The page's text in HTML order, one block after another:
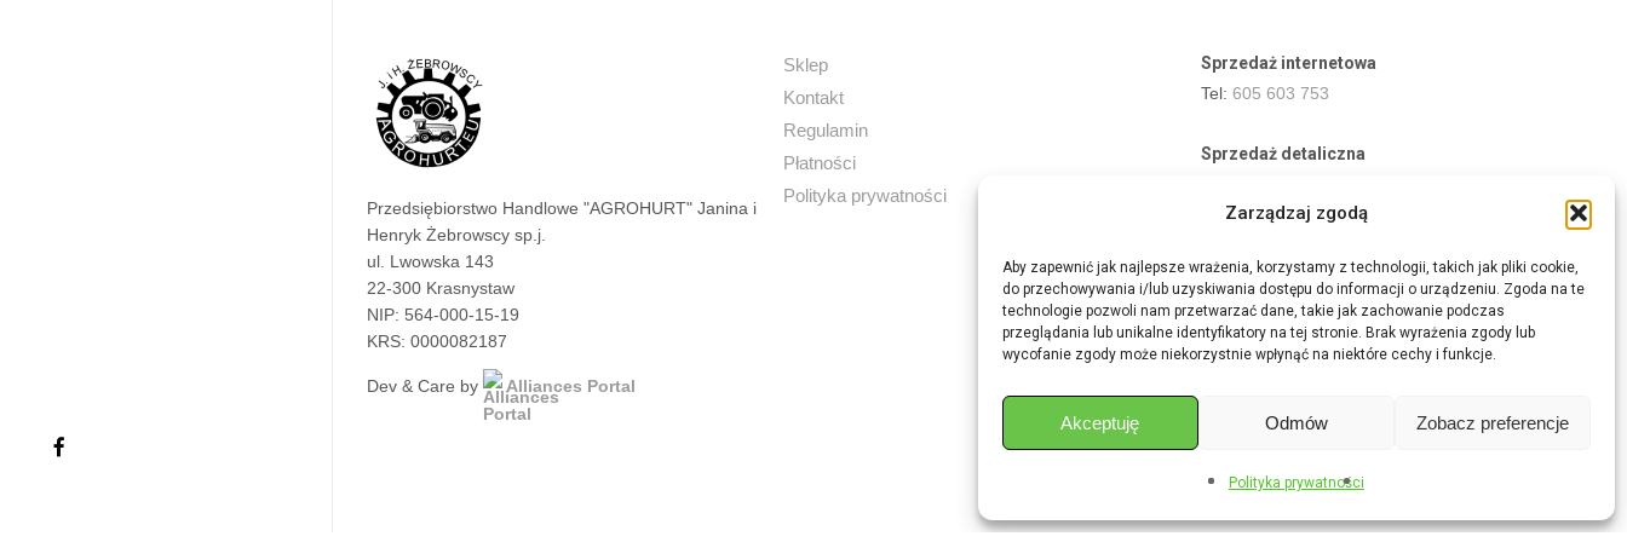
Zarządzaj zgodą
Aby zapewnić jak najlepsze wrażenia, korzystamy z technologii, takich jak pliki cookie,
do przechowywania i/lub uzyskiwania dostępu do informacji o urządzeniu. Zgoda na te
technologie pozwoli nam przetwarzać dane, takie jak zachowanie podczas
przeglądania lub unikalne identyfikatory na tej stronie. Brak wyrażenia zgody lub
wycofanie zgody może niekorzystnie wpłynąć na niektóre cechy i funkcje.
Akceptuję Odmów Zobacz preferencje
Polityka prywatności
facebook
Przedsiębiorstwo Handlowe "AGROHURT" Janina i
Henryk Żebrowscy sp.j.
ul. Lwowska 143
22-300 Krasnystaw
NIP: 564-000-15-19
KRS: 0000082187
Dev & Care by Alliances Portal
Sklep
Kontakt
Regulamin
Płatności
Polityka prywatności
Sprzedaż internetowa
Tel: 605 603 753
Sprzedaż detaliczna
E-mail:aukcje.agrohurt@gmail.com
Godziny działania sklepu
Pon–Pt: 8:00 – 16:00